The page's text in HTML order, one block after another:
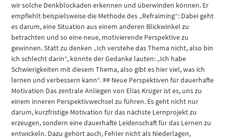
wir solche Denkblockaden erkennen und überwinden können. Er
empfiehlt beispielsweise die Methode des „Refraiming“: Dabei geht
es darum, eine Situation aus einem anderen Blickwinkel zu
betrachten und so eine neue, motivierende Perspektive zu
gewinnen. Statt zu denken „Ich verstehe das Thema nicht, also bin
ich schlecht darin“, könnte der Gedanke lauten: „Ich habe
Schwierigkeiten mit diesem Thema, also gibt es hier viel, was ich
lernen und verbessern kann“. ## Neue Perspektiven für dauerhafte
Motivation Das zentrale Anliegen von Elias Krüger ist es, uns zu
einem inneren Perspektivwechsel zu führen. Es geht nicht nur
darum, kurzfristige Motivation für das nächste Lernprojekt zu
erzeugen, sondern eine dauerhafte Leidenschaft für das Lernen zu
entwickeln. Dazu gehört auch, Fehler nicht als Niederlagen,